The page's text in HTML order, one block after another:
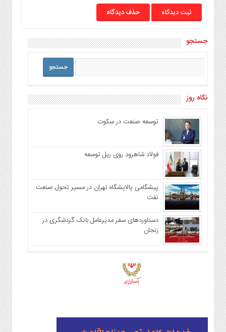
حذف دیدگاه
جستجو
نگاه روز
توسعه صنعت در سکوت
فولاد شاهرود روی ریل توسعه
پیشگامی پالایشگاه تهران در مسیر تحول صنعت
نفت
دستاوردهای سفر مدیرعامل بانک گردشگری در
زنجان